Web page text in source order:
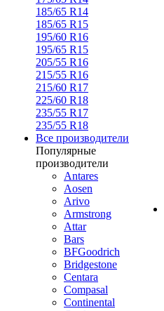
185/65 R14
185/65 R15
195/60 R16
195/65 R15
205/55 R16
215/55 R16
215/60 R17
225/60 R18
235/55 R17
235/55 R18
Все производители
Популярные
производители
Antares
Aosen
Arivo
Armstrong
Attar
Bars
BFGoodrich
Bridgestone
Centara
Compasal
Continental